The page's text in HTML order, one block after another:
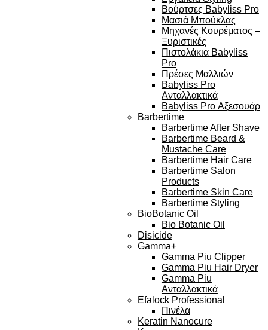
Βούρτσες Babyliss Pro
Μασιά Μπούκλας
Μηχανές Κουρέματος –
Ξυριστικές
Πιστολάκια Babyliss
Pro
Πρέσες Μαλλιών
Babyliss Pro
Ανταλλακτικά
Babyliss Pro Αξεσουάρ
Barbertime
Barbertime After Shave
Barbertime Beard &
Mustache Care
Barbertime Hair Care
Barbertime Salon
Products
Barbertime Skin Care
Barbertime Styling
BioBotanic Oil
Bio Botanic Oil
Disicide
Gamma+
Gamma Piu Clipper
Gamma Piu Hair Dryer
Gamma Piu
Ανταλλακτικά
Efalock Professional
Πινέλα
Keratin Nanocure